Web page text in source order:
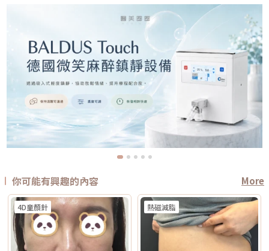
你可能有興趣的內容 More
4D童顏針 熱磁減脂